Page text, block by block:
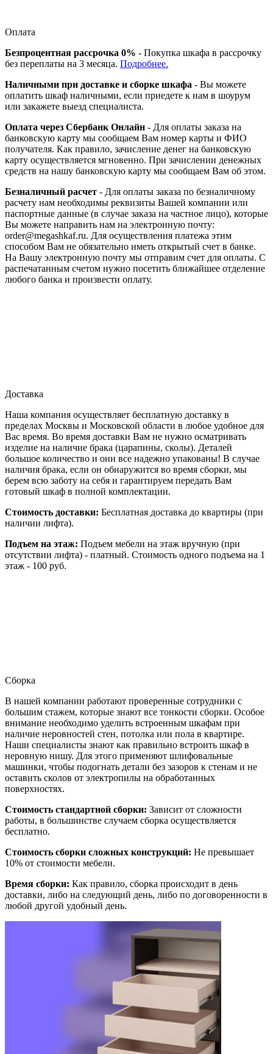
Оплата
Безпроцентная рассрочка 0% - Покупка шкафа в рассрочку
без переплаты на 3 месяца. Подробнее.
Наличными при доставке и сборке шкафа - Вы можете
оплатить шкаф наличными, если приедете к нам в шоурум
или закажете выезд специалиста.
Оплата через Сбербанк Онлайн - Для оплаты заказа на
банковскую карту мы сообщаем Вам номер карты и ФИО
получателя. Как правило, зачисление денег на банковскую
карту осуществляется мгновенно. При зачислении денежных
средств на нашу банковскую карту мы сообщаем Вам об этом.
Безналичный расчет - Для оплаты заказа по безналичному
расчету нам необходимы реквизиты Вашей компании или
паспортные данные (в случае заказа на частное лицо), которые
Вы можете направить нам на электронную почту:
order@megashkaf.ru. Для осуществления платежа этим
способом Вам не обязательно иметь открытый счет в банке.
На Вашу электронную почту мы отправим счет для оплаты. С
распечатанным счетом нужно посетить ближайшее отделение
любого банка и произвести оплату.
Доставка
Наша компания осуществляет бесплатную доставку в
пределах Москвы и Московской области в любое удобное для
Вас время. Во время доставки Вам не нужно осматривать
изделие на наличие брака (царапины, сколы). Деталей
большое количество и они все надежно упакованы! В случае
наличия брака, если он обнаружится во время сборки, мы
берем всю заботу на себя и гарантируем передать Вам
готовый шкаф в полной комплектации.
Стоимость доставки: Бесплатная доставка до квартиры (при
наличии лифта).
Подъем на этаж: Подъем мебели на этаж вручную (при
отсутствии лифта) - платный. Стоимость одного подъема на 1
этаж - 100 руб.
Сборка
В нашей компании работают проверенные сотрудники с
большим стажем, которые знают все тонкости сборки. Особое
внимание необходимо уделить встроенным шкафам при
наличие неровностей стен, потолка или пола в квартире.
Наши специалисты знают как правильно встроить шкаф в
неровную нишу. Для этого применяют шлифовальные
машинки, чтобы подогнать детали без зазоров к стенам и не
оставить сколов от электропилы на обработанных
поверхностях.
Стоимость стандартной сборки: Зависит от сложности
работы, в большинстве случаем сборка осуществляется
бесплатно.
Стоимость сборки сложных конструкций: Не превышает
10% от стоимости мебели.
Время сборки: Как правило, сборка происходит в день
доставки, либо на следующий день, либо по договоренности в
любой другой удобный день.